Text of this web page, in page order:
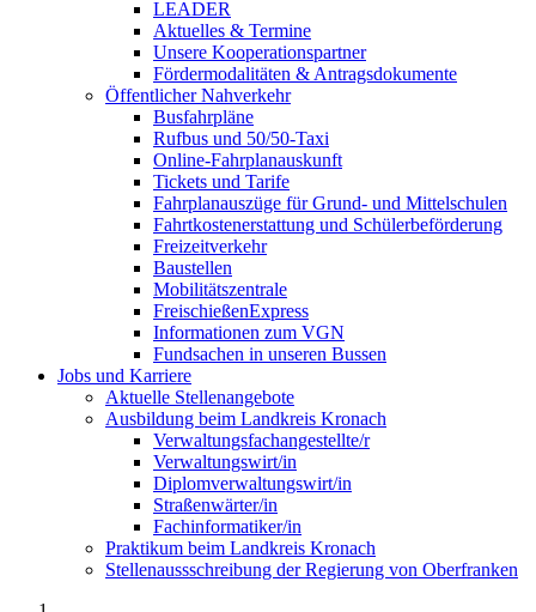
LEADER
Aktuelles & Termine
Unsere Kooperationspartner
Fördermodalitäten & Antragsdokumente
Öffentlicher Nahverkehr
Busfahrpläne
Rufbus und 50/50-Taxi
Online-Fahrplanauskunft
Tickets und Tarife
Fahrplanauszüge für Grund- und Mittelschulen
Fahrtkostenerstattung und Schülerbeförderung
Freizeitverkehr
Baustellen
Mobilitätszentrale
FreischießenExpress
Informationen zum VGN
Fundsachen in unseren Bussen
Jobs und Karriere
Aktuelle Stellenangebote
Ausbildung beim Landkreis Kronach
Verwaltungsfachangestellte/r
Verwaltungswirt/in
Diplomverwaltungswirt/in
Straßenwärter/in
Fachinformatiker/in
Praktikum beim Landkreis Kronach
Stellenaussschreibung der Regierung von Oberfranken